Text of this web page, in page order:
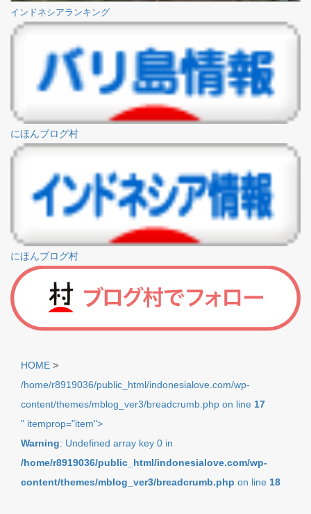
インドネシアランキング
にほんブログ村
にほんブログ村
HOME >
/home/r8919036/public_html/indonesialove.com/wp-
content/themes/mblog_ver3/breadcrumb.php on line 17
" itemprop="item">
Warning: Undefined array key 0 in
/home/r8919036/public_html/indonesialove.com/wp-
content/themes/mblog_ver3/breadcrumb.php on line 18